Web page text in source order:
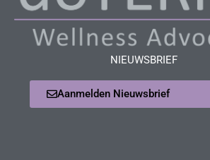
NIEUWSBRIEF
Aanmelden Nieuwsbrief